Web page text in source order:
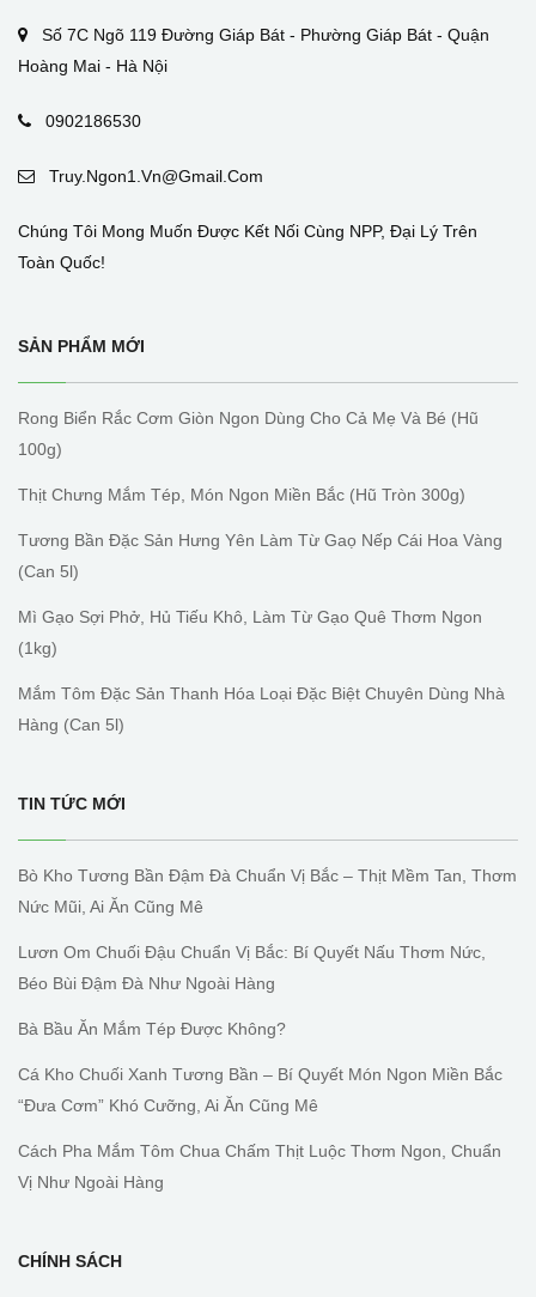
Số 7C Ngõ 119 Đường Giáp Bát - Phường Giáp Bát - Quận
Hoàng Mai - Hà Nội
0902186530
Truy.ngon1.vn@gmail.com
Chúng Tôi Mong Muốn Được Kết Nối Cùng NPP, Đại Lý Trên
Toàn Quốc!
SẢN PHẨM MỚI
Rong Biển Rắc Cơm Giòn Ngon Dùng Cho Cả Mẹ Và Bé (hũ
100g)
Thịt Chưng Mắm Tép, Món Ngon Miền Bắc (hũ Tròn 300g)
Tương Bần Đặc Sản Hưng Yên Làm Từ Gaọ Nếp Cái Hoa Vàng
(can 5l)
Mì Gạo Sợi Phở, Hủ Tiếu Khô, Làm Từ Gạo Quê Thơm Ngon
(1kg)
Mắm Tôm Đặc Sản Thanh Hóa Loại Đặc Biệt Chuyên Dùng Nhà
Hàng (can 5l)
TIN TỨC MỚI
Bò Kho Tương Bần Đậm Đà Chuẩn Vị Bắc – Thịt Mềm Tan, Thơm
Nức Mũi, Ai Ăn Cũng Mê
Lươn Om Chuối Đậu Chuẩn Vị Bắc: Bí Quyết Nấu Thơm Nức,
Béo Bùi Đậm Đà Như Ngoài Hàng
Bà Bầu Ăn Mắm Tép Được Không?
Cá Kho Chuối Xanh Tương Bần – Bí Quyết Món Ngon Miền Bắc
“đưa Cơm” Khó Cưỡng, Ai Ăn Cũng Mê
Cách Pha Mắm Tôm Chua Chấm Thịt Luộc Thơm Ngon, Chuẩn
Vị Như Ngoài Hàng
CHÍNH SÁCH